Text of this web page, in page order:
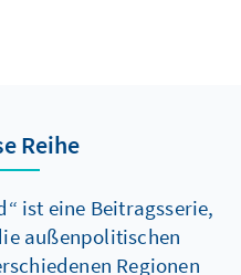
Reihe
ist eine Beitragsserie,
außenpolitischen
Regionen